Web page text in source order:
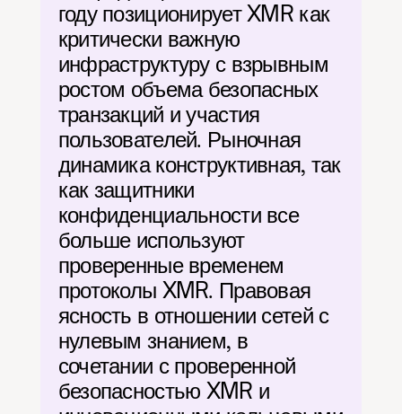
году позиционирует XMR как
критически важную
инфраструктуру с взрывным
ростом объема безопасных
транзакций и участия
пользователей. Рыночная
динамика конструктивная, так
как защитники
конфиденциальности все
больше используют
проверенные временем
протоколы XMR. Правовая
ясность в отношении сетей с
нулевым знанием, в
сочетании с проверенной
безопасностью XMR и